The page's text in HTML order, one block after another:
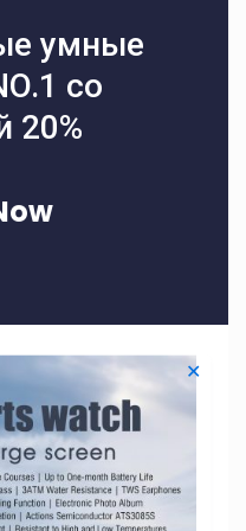
умные
со
20%
-40% СКИДКА
✕